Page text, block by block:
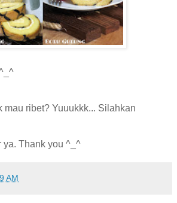
mau ribet? Yuuukkk... Silahkan
ya. Thank you ^_^
AM